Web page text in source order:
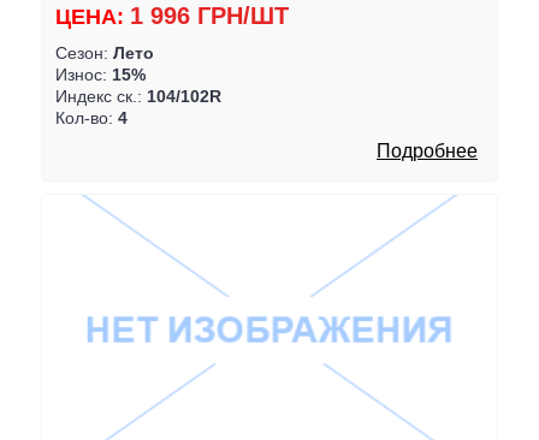
ЦЕНА: 1 996 ГРН/ШТ
Сезон: Лето
Износ: 15%
Индекс ск.: 104/102R
Кол-во: 4
Подробнее